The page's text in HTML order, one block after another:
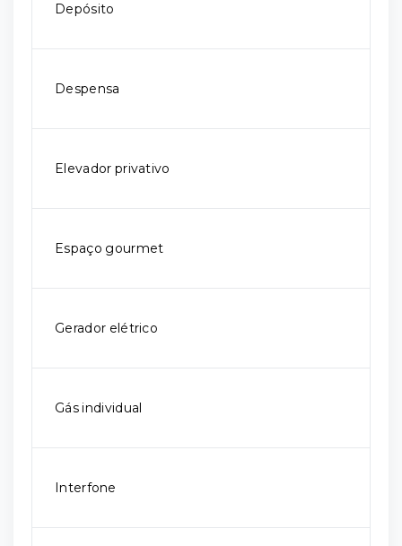
Depósito
Despensa
Elevador privativo
Espaço gourmet
Gerador elétrico
Gás individual
Interfone